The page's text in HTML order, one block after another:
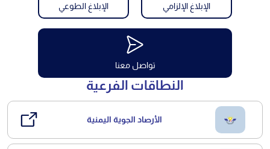
الإبلاغ الإلزامي الإبلاغ الطوعي
تواصل معنا
النطاقات الفرعية
الأرصاد الجوية اليمنية